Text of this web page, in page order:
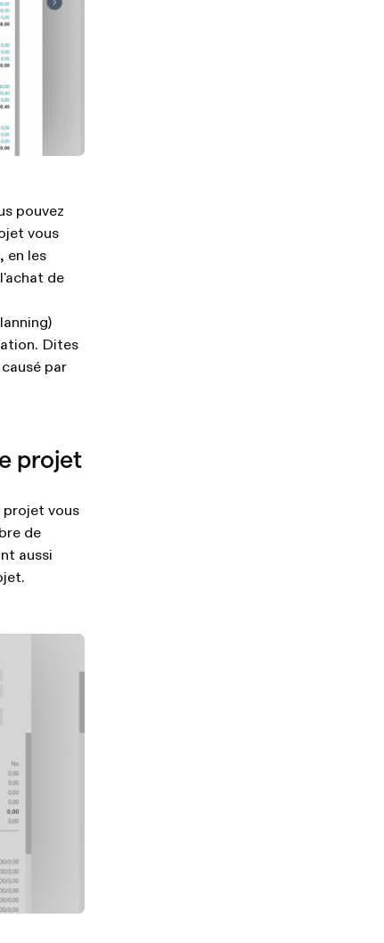
pouvez
vous
en les
de
Dites
par
projet
projet vous
de
aussi